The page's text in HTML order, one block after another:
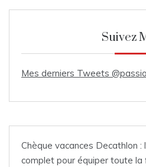
Suivez
Mes derniers Tweets
Chèque vacances Decathlon :
complet pour équiper toute la